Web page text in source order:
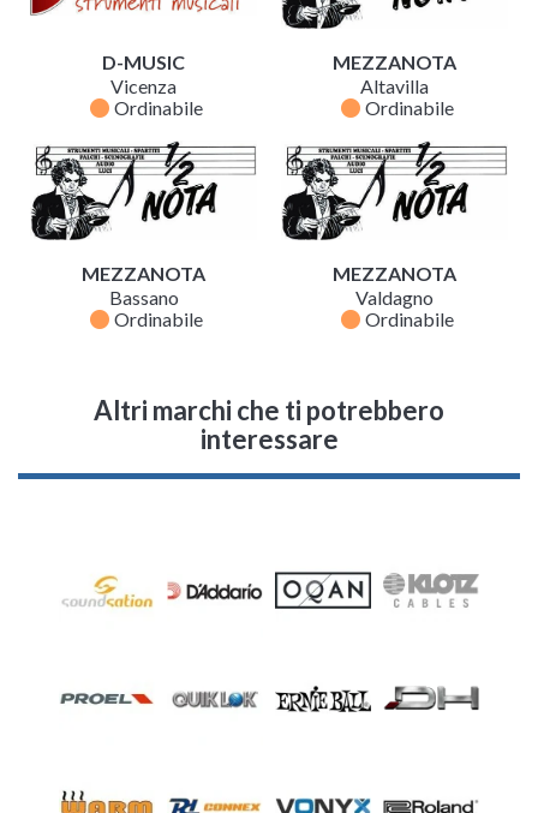
D-MUSIC
Vicenza
fiber_manual_record Ordinabile
MEZZANOTA
Altavilla
fiber_manual_record Ordinabile
MEZZANOTA
Bassano
fiber_manual_record Ordinabile
MEZZANOTA
Valdagno
fiber_manual_record Ordinabile
Altri marchi che ti potrebbero
interessare